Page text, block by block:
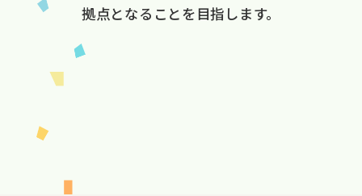
拠点と​なる​ことを​目指します。​